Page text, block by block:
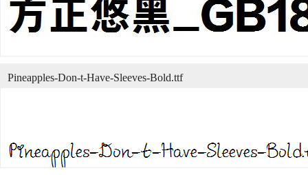
Pineapples-Don-t-Have-Sleeves-Bold.ttf